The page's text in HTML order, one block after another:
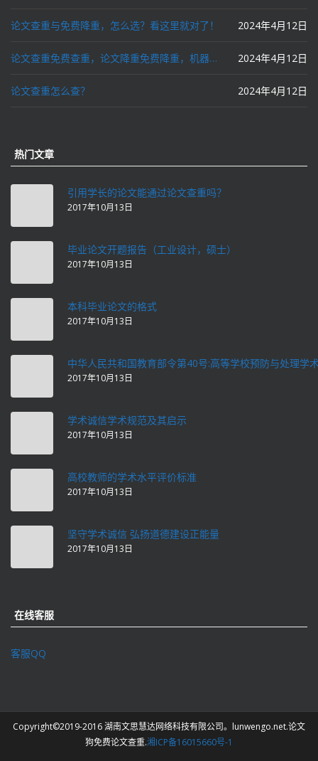
论文查重与免费降重，怎么选？看这里就对了！ 2024年4月12日
论文查重免费查重，论文降重免费降重，机器降重，人工降重，降低AIGC写作率，ai写论文，都要选论文狗和paperdog以及文思慧达！ 2024年4月12日
论文查重怎么查？ 2024年4月12日
热门文章
引用学长的论文能通过论文查重吗？
2017年10月13日
毕业论文开题报告（工业设计，硕士）
2017年10月13日
本科毕业论文的格式
2017年10月13日
中华人民共和国教育部令第40号:高等学校预防与处理学
2017年10月13日
学术诚信学术规范及其启示
2017年10月13日
高校教师的学术水平评价标准
2017年10月13日
坚守学术诚信 弘扬道德建设正能量
2017年10月13日
在线客服
客服QQ
Copyright©2019-2016 湖南文思慧达网络科技有限公司。lunwengo.net.论文
狗免费论文查重.湘ICP备16015660号-1